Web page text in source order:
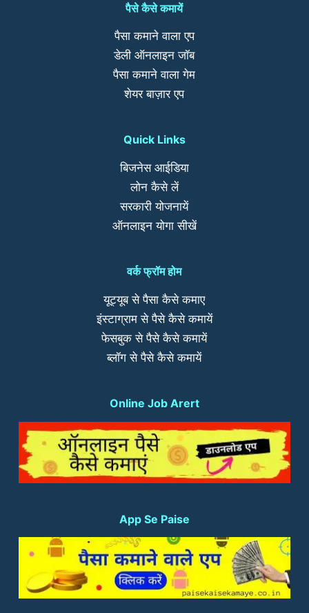
पैसे कैसे कमायें
पैसा कमाने वाला एप
डेली ऑनलाइन जॉब
पैसा कमाने वाला गेम
शेयर बाज़ार एप
Quick Links
बिजनेस आईडिया
लोन कैसे लें
सरकारी योजनायें
ऑनलाइन योगा सीखें
वर्क फ्रॉम होम
यूट्यूब से पैसा कैसे कमाए
इंस्टाग्राम से पैसे कैसे कमायें
फेसबुक से पैसे कैसे कमायें
ब्लॉग से पैसे कैसे कमायें
Online Job Arert
App Se Paise